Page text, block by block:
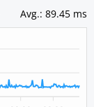
Avg.: 89.45 ms